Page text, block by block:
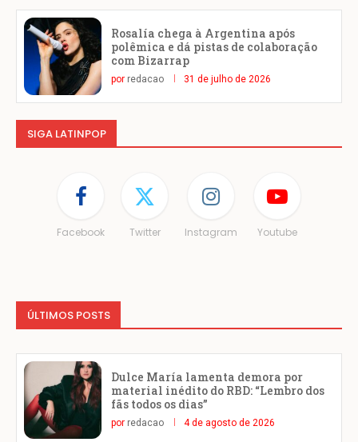
Rosalía chega à Argentina após
polêmica e dá pistas de colaboração
com Bizarrap
por redacao 31 de julho de 2026
SIGA LATINPOP
Facebook Twitter Instagram Youtube
ÚLTIMOS POSTS
Dulce María lamenta demora por
material inédito do RBD: “Lembro dos
fãs todos os dias”
por redacao 4 de agosto de 2026